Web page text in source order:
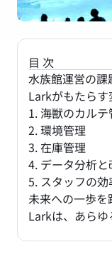
目次
水族館運営の課
Larkがもたら
1. 海獣のカルテ
2. 環境管理
3. 在庫管理
4. データ分析と
5. スタッフの
未来への一歩を
Larkは、あらゆ